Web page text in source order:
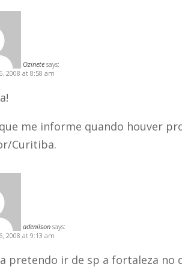
Ozinete says:
2008 at 8:58 am
me informe quando houver
Curitiba.
adenilson says:
2008 at 9:13 am
pretendo ir de sp a fortaleza no